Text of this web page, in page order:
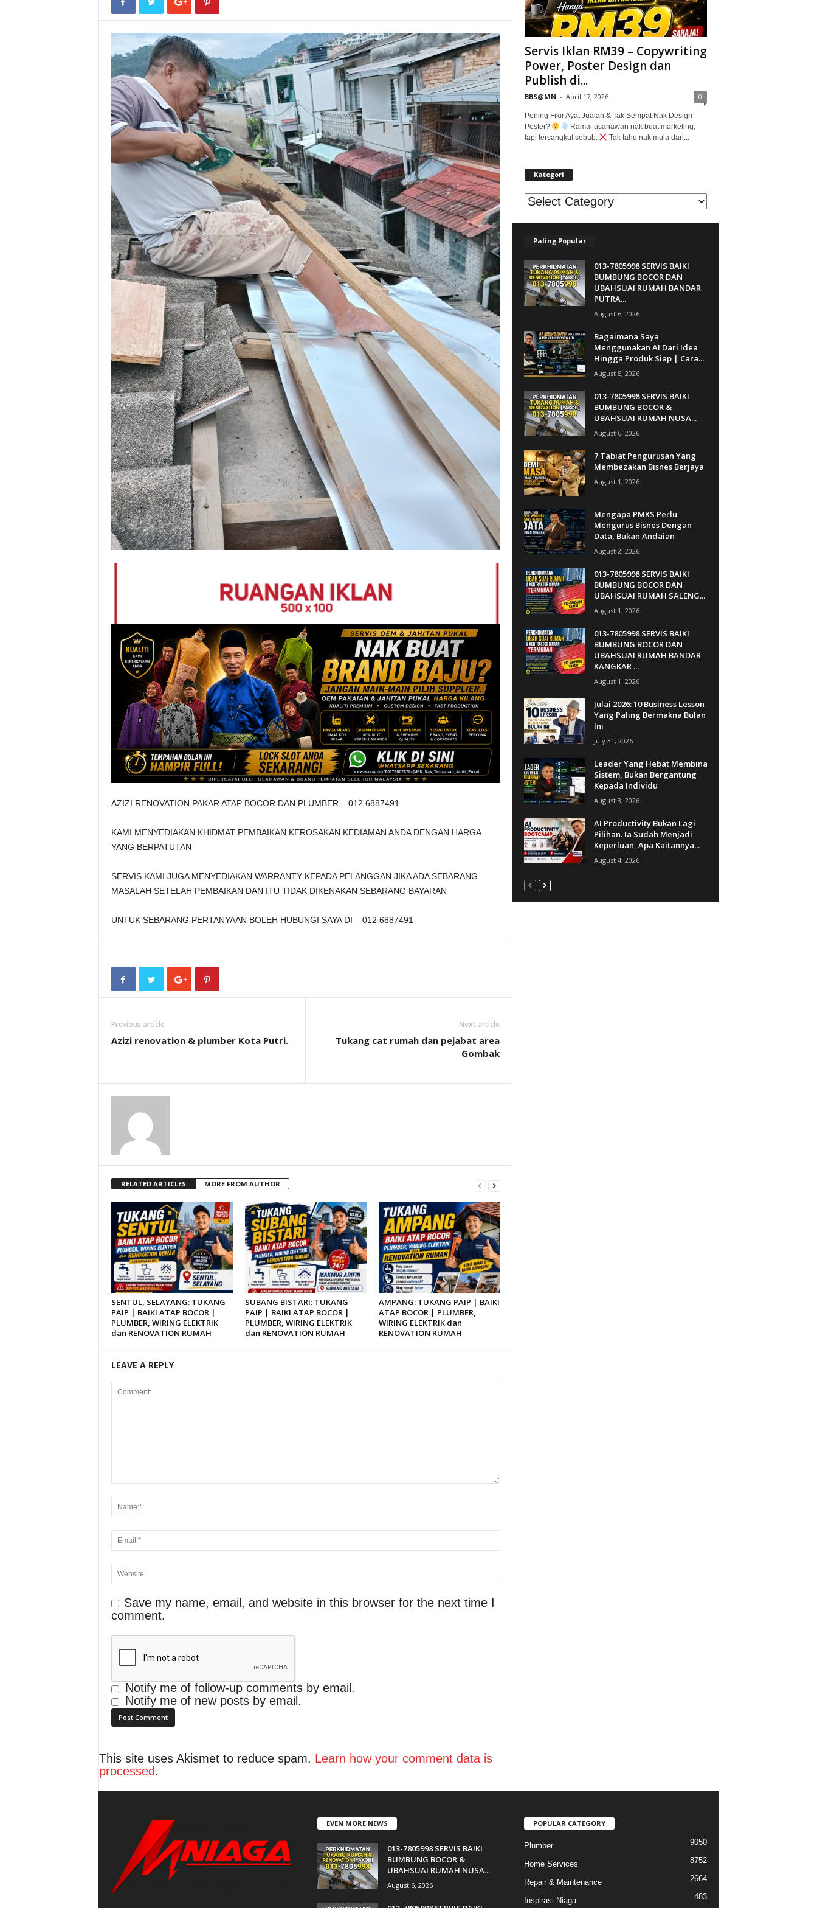
AZIZI RENOVATION PAKAR ATAP BOCOR DAN PLUMBER – 012 6887491
KAMI MENYEDIAKAN KHIDMAT PEMBAIKAN KEROSAKAN KEDIAMAN ANDA DENGAN HARGA
YANG BERPATUTAN
SERVIS KAMI JUGA MENYEDIAKAN WARRANTY KEPADA PELANGGAN JIKA ADA SEBARANG
MASALAH SETELAH PEMBAIKAN DAN ITU TIDAK DIKENAKAN SEBARANG BAYARAN
UNTUK SEBARANG PERTANYAAN BOLEH HUBUNGI SAYA DI – 012 6887491
Previous article
Azizi renovation & plumber Kota Putri.
Next article
Tukang cat rumah dan pejabat area
Gombak
RELATED ARTICLES MORE FROM AUTHOR
SENTUL, SELAYANG: TUKANG
PAIP | BAIKI ATAP BOCOR |
PLUMBER, WIRING ELEKTRIK
dan RENOVATION RUMAH
SUBANG BISTARI: TUKANG
PAIP | BAIKI ATAP BOCOR |
PLUMBER, WIRING ELEKTRIK
dan RENOVATION RUMAH
AMPANG: TUKANG PAIP | BAIKI
ATAP BOCOR | PLUMBER,
WIRING ELEKTRIK dan
RENOVATION RUMAH
LEAVE A REPLY
Save my name, email, and website in this browser for the next time I
comment.
Notify me of follow-up comments by email.
Notify me of new posts by email.
This site uses Akismet to reduce spam. Learn how your comment data is
processed.
Servis Iklan RM39 – Copywriting
Power, Poster Design dan
Publish di...
BBS@MN - April 17, 2026 0
Pening Fikir Ayat Jualan & Tak Sempat Nak Design
Poster?
Ramai usahawan nak buat marketing,
tapi tersangkut sebab:
Tak tahu nak mula dari...
Kategori
Kategori
Paling Popular
013-7805998 SERVIS BAIKI
BUMBUNG BOCOR DAN
UBAHSUAI RUMAH BANDAR
PUTRA...
August 6, 2026
Bagaimana Saya
Menggunakan AI Dari Idea
Hingga Produk Siap | Cara...
August 5, 2026
013-7805998 SERVIS BAIKI
BUMBUNG BOCOR &
UBAHSUAI RUMAH NUSA...
August 6, 2026
7 Tabiat Pengurusan Yang
Membezakan Bisnes Berjaya
August 1, 2026
Mengapa PMKS Perlu
Mengurus Bisnes Dengan
Data, Bukan Andaian
August 2, 2026
013-7805998 SERVIS BAIKI
BUMBUNG BOCOR DAN
UBAHSUAI RUMAH SALENG...
August 1, 2026
013-7805998 SERVIS BAIKI
BUMBUNG BOCOR DAN
UBAHSUAI RUMAH BANDAR
KANGKAR ...
August 1, 2026
Julai 2026: 10 Business Lesson
Yang Paling Bermakna Bulan
Ini
July 31, 2026
Leader Yang Hebat Membina
Sistem, Bukan Bergantung
Kepada Individu
August 3, 2026
AI Productivity Bukan Lagi
Pilihan. Ia Sudah Menjadi
Keperluan, Apa Kaitannya...
August 4, 2026
EVEN MORE NEWS
013-7805998 SERVIS BAIKI
BUMBUNG BOCOR &
UBAHSUAI RUMAH NUSA...
August 6, 2026
POPULAR CATEGORY
Plumber 9050
Home Services 8752
Repair & Maintenance 2664
Inspirasi Niaga 483